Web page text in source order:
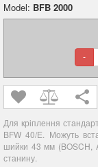
Model: BFB 2000
-
Для кріплення
BFW 40/Е. Можуть
шийки 43 мм (BOSCH,
станину.